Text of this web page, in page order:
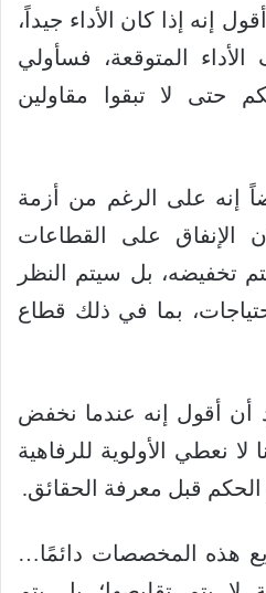
إنه إذا كان الأداء جيداً،
المتوقعة، فسأولي
حتى لا تبقوا مقاولين
إنه على الرغم من أزمة
الإنفاق على القطاعات
تخفيضه، بل سيتم النظر
بما في ذلك قطاع
أن أقول إنه عندما نخفض
لا نعطي الأولوية للرفاهية
قبل معرفة الحقائق.
هذه المخصصات دائمًا…